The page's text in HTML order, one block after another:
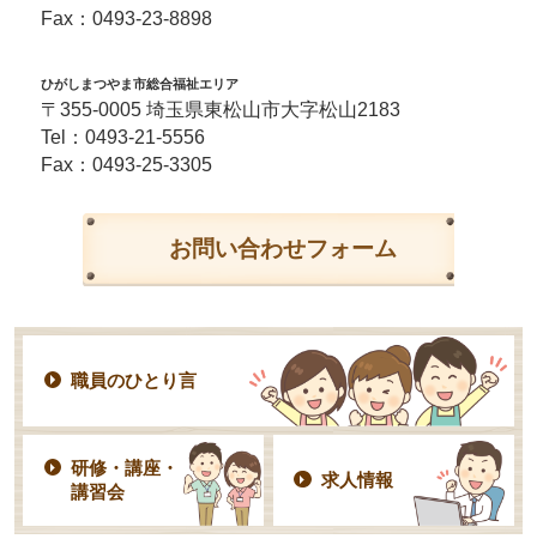
Fax：0493-23-8898
ひがしまつやま市総合福祉エリア
〒355-0005 埼玉県東松山市大字松山2183
Tel： 0493-21-5556
Fax：0493-25-3305
お問い合わせフォーム
職員のひとり言
研修・講座・
講習会
求人情報